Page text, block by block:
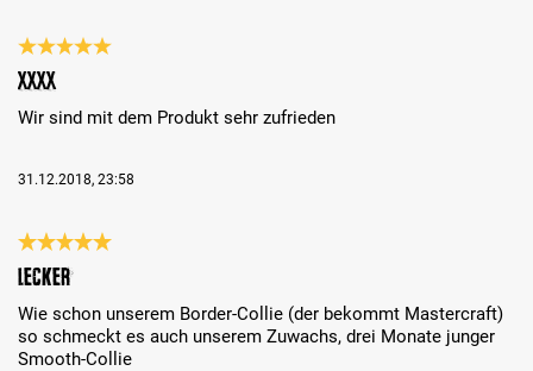
Review with rating of 5 out of 5 stars
Xxxx
Wir sind mit dem Produkt sehr zufrieden
31.12.2018, 23:58
Review with rating of 5 out of 5 stars
Lecker
Wie schon unserem Border-Collie (der bekommt Mastercraft)
so schmeckt es auch unserem Zuwachs, drei Monate junger
Smooth-Collie